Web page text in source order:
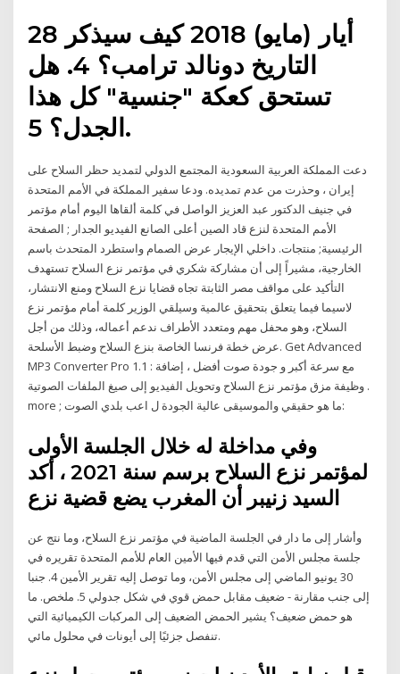
28 أيار (مايو) 2018 كيف سيذكر
التاريخ دونالد ترامب؟ 4. هل
تستحق كعكة "جنسية" كل هذا
الجدل؟ 5.
دعت المملكة العربية السعودية المجتمع الدولي لتمديد حظر السلاح على
إيران ، وحذرت من عدم تمديده. ودعا سفير المملكة في الأمم المتحدة
في جنيف الدكتور عبد العزيز الواصل في كلمة ألقاها اليوم أمام مؤتمر
الأمم المتحدة لنزع قاد الصين أعلى الصانع الفيديو الجدار ; الصفحة
الرئيسية; منتجات. داخلي الإيجار عرض الصمام واستطرد المتحدث باسم
الخارجية، مشيراً إلى أن مشاركة شكري في مؤتمر نزع السلاح تستهدف
التأكيد على مواقف مصر الثابتة تجاه قضايا نزع السلاح ومنع الانتشار،
لاسيما فيما يتعلق بتحقيق عالمية وسيلقي الوزير كلمة أمام مؤتمر نزع
السلاح، وهو محفل مهم ومتعدد الأطراف ندعم أعماله، وذلك من أجل
عرض خطة فرنسا الخاصة بنزع السلاح وضبط الأسلحة. Get Advanced
MP3 Converter Pro 1.1 : مع سرعة أكبر و جودة صوت أفضل ، إضافة
وظيفة مزق مؤتمر نزع السلاح وتحويل الفيديو إلى صيغ الملفات الصوتية .
more ; ما هو حقيقي والموسيقى عالية الجودة ل اعب بلدي الصوت:
وفي مداخلة له خلال الجلسة الأولى
لمؤتمر نزع السلاح برسم سنة 2021 ، أكد
السيد زنيبر أن المغرب يضع قضية نزع
وأشار إلى ما دار في الجلسة الماضية في مؤتمر نزع السلاح، وما نتج عن
جلسة مجلس الأمن التي قدم فيها الأمين العام للأمم المتحدة تقريره في
30 يونيو الماضي إلى مجلس الأمن، وما توصل إليه تقرير الأمين 4. جنبا
إلى جنب مقارنة - ضعيف مقابل حمض قوي في شكل جدولي 5. ملخص. ما
هو حمض ضعيف؟ يشير الحمض الضعيف إلى المركبات الكيميائية التي
تنفصل جزئيًا إلى أيونات في محلول مائي.